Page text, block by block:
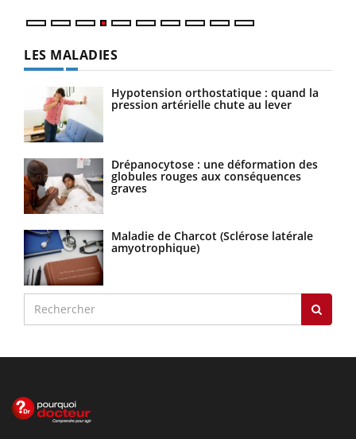
LES MALADIES
Hypotension orthostatique : quand la
pression artérielle chute au lever
Drépanocytose : une déformation des
globules rouges aux conséquences
graves
Maladie de Charcot (Sclérose latérale
amyotrophique)